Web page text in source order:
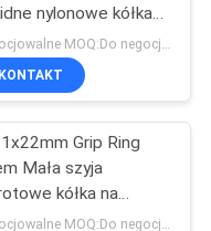
150
nylonowe kółka
negocjowalne MOQ:Do negocjacji
KONTAKT
Grip Ring
Mała szyja
kółka na
biurowe 2 "PU